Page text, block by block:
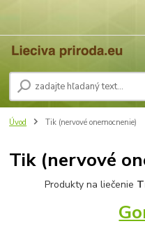
Úvod Tik (nervové onemocnenie)
Tik (nervové
Produkty na liečenie